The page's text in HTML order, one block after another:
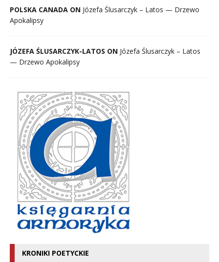
POLSKA CANADA ON Józefa Ślusarczyk – Latos — Drzewo
Apokalipsy
JÓZEFA ŚLUSARCZYK-LATOS ON Józefa Ślusarczyk – Latos
— Drzewo Apokalipsy
KRONIKI POETYCKIE